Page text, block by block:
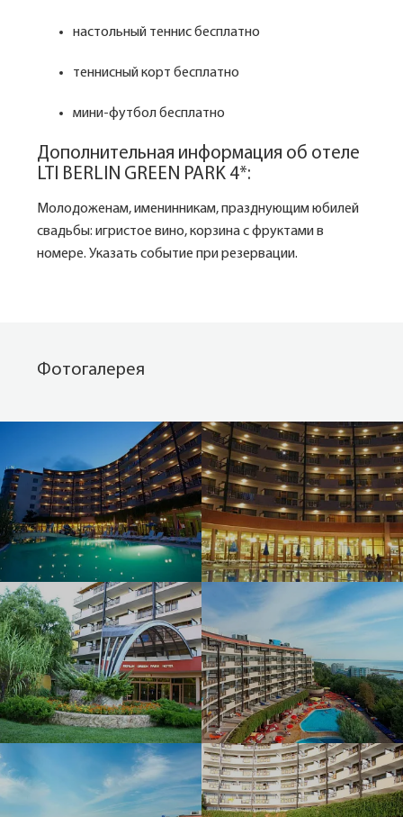
настольный теннис бесплатно
теннисный корт бесплатно
мини-футбол бесплатно
Дополнительная информация об отеле
LTI BERLIN GREEN PARK 4*:
Молодоженам, именинникам, празднующим юбилей
свадьбы: игристое вино, корзина с фруктами в
номере. Указать событие при резервации.
Фотогалерея